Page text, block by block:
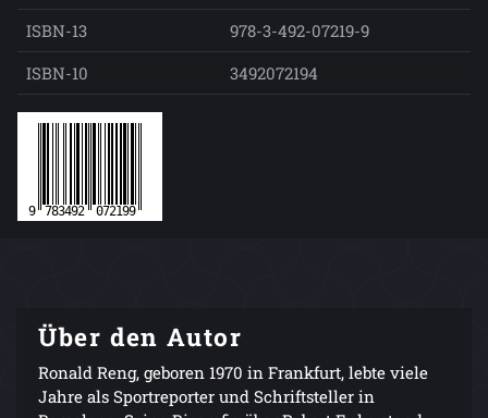
ISBN-13
978-3-492-07219-9
ISBN-10
3492072194
Über den Autor
Ronald Reng, geboren 1970 in Frankfurt, lebte viele
Jahre als Sportreporter und Schriftsteller in